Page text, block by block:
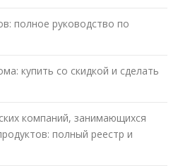
полное руководство по
купить со скидкой и сделать
компаний, занимающихся
полный реестр и